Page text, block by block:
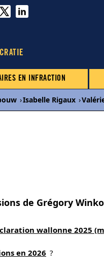
EN INFRACTION
›Isabelle Rigaux ›
de Grégory
wallonne 2025
en 2026 ?